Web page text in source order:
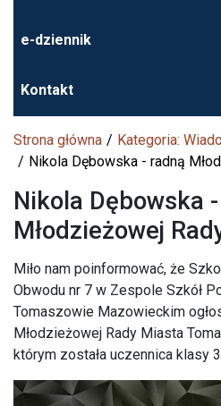
e-dziennik
Kontakt
Strona główna
Kategoria:
Nikola Dębowska - radną
Nikola Dębowska
Młodzieżowej
Miło nam poinformować, że
Obwodu nr 7 w Zespole Szkół
Tomaszowie Mazowieckim
Młodzieżowej Rady Miasta
którym została uczennica klasy